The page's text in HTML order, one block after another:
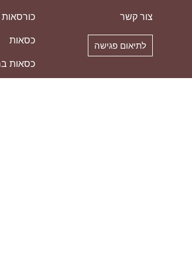
צור קשר
לתיאום פגישה
כורסאות
כסאות
כסאות